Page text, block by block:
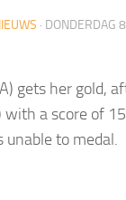
· DONDERDAG
gets her gold,
with a score of
to medal.